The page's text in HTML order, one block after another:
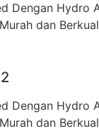
Dengan Hydro
dan
Dengan Hydro
dan